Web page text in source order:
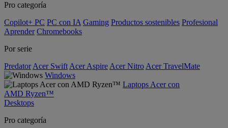
Pro categoría
Copilot+ PC PC con IA Gaming Productos sostenibles Profesional
Aprender Chromebooks
Por serie
Predator Acer Swift Acer Aspire Acer Nitro Acer TravelMate
Windows
Laptops Acer con
AMD Ryzen™
Desktops
Pro categoría